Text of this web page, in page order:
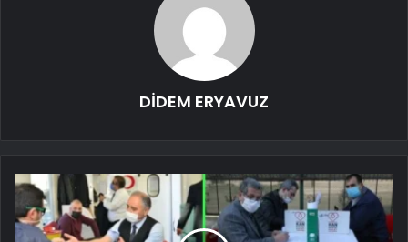
DİDEM ERYAVUZ